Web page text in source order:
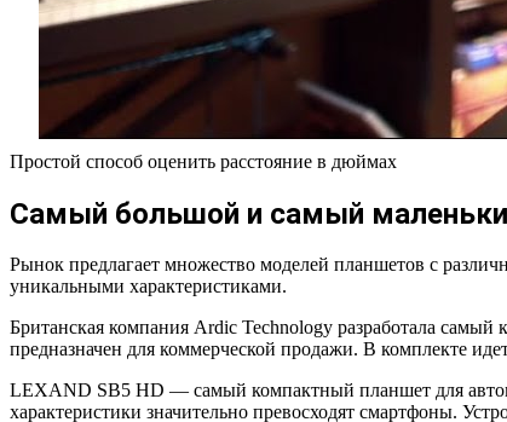
Простой способ оценить расстояние в дюймах
Самый большой и самый
Рынок предлагает множество моделей планшетов с
уникальными характеристиками.
Британская компания Ardic Technology разработала
предназначен для коммерческой продажи. В комплекте
LEXAND SB5 HD — самый компактный планшет для
характеристики значительно превосходят смартфоны.